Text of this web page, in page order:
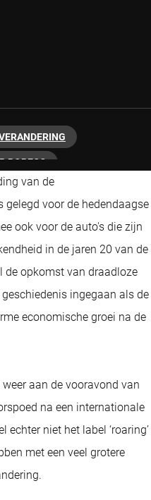
ROBECO
van de
voor de hedendaagse
ook voor de auto's die zijn
in de jaren 20 van de
de opkomst van draadloze
ingegaan als de
economische groei na de
aan de vooravond van
na een internationale
echter niet het label ‘roaring’
met een veel grotere